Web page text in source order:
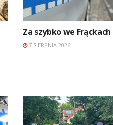
Za szybko we Frąckach
7 SIERPNIA 2026